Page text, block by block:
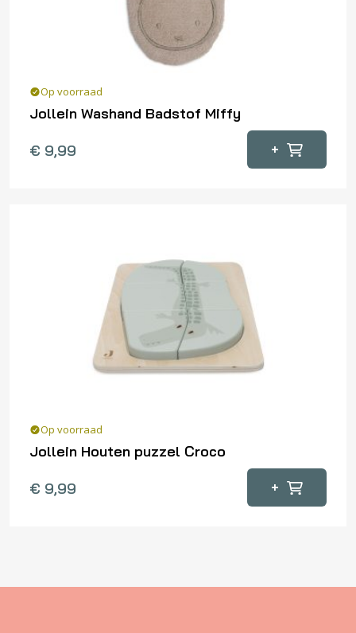
Op voorraad
Jollein Washand Badstof Miffy
€ 9,99 +
Op voorraad
Jollein Houten puzzel Croco
€ 9,99 +